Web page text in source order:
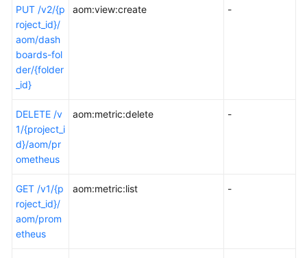
PUT /v2/{p
roject_id}/
aom/dash
boards-fol
der/{folder
_id}
aom:view:create -
DELETE /v
1/{project_i
d}/aom/pr
ometheus
aom:metric:delete -
GET /v1/{p
roject_id}/
aom/prom
etheus
aom:metric:list -